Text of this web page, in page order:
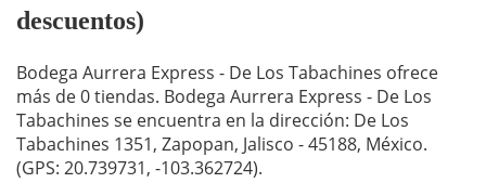
descuentos)
Bodega Aurrera Express - De Los Tabachines ofrece
más de 0 tiendas. Bodega Aurrera Express - De Los
Tabachines se encuentra en la dirección: De Los
Tabachines 1351, Zapopan, Jalisco - 45188, México.
(GPS: 20.739731, -103.362724).